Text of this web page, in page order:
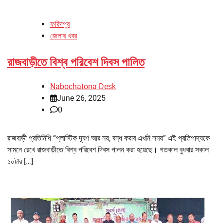
ফরিদপুর
জেলার খবর
রাজবাড়ীতে বিশ্ব পরিবেশ দিবস পালিত
Nabochatona Desk
June 26, 2025
0
রাজবাড়ী প্রতিনিধি “প্লাস্টিক দূষণ আর নয়, বন্ধ করার এখনি সময়” এই প্রতিপাদ্যকে
সামনে রেখে রাজবাড়ীতে বিশ্ব পরিবেশ দিবস পালন করা হয়েছে। গতকাল বুধবার সকাল
১০টার […]